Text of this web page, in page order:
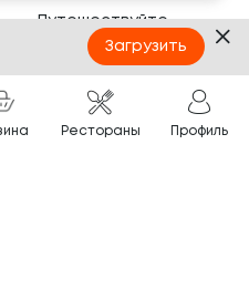
Путешествуйте
с ТОКИО-CITY
Партнёрам
Франшиза
Рестораны Профиль
Загрузить